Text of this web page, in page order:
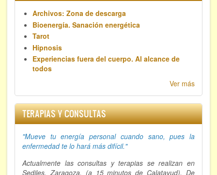
Archivos: Zona de descarga
Bioenergía. Sanación energética
Tarot
Hipnosis
Experiencias fuera del cuerpo. Al alcance de
todos
Ver más
TERAPIAS Y CONSULTAS
"Mueve tu energía personal cuando sano, pues la
enfermedad te lo hará más difícil."
Actualmente las consultas y terapias se realizan en
Sediles, Zaragoza, (a 15 minutos de Calatayud). De